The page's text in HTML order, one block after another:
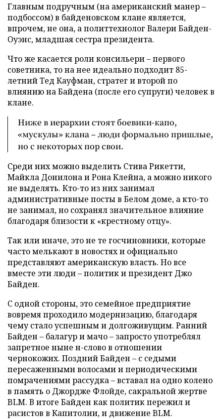
Главным подручным (на американский манер –
подбоссом) в байденовском клане является,
впрочем, не она, а политтехнолог Валери Байден-
Оуэнс, младшая сестра президента.
Что же касается роли консильери – первого
советника, то на нее идеально подходит 85-
летний Тед Кауфман, стратег и второй по
влиянию на Байдена (после его супруги) человек в
клане.
Ниже в иерархии стоят боевики-капо,
«мускулы» клана – люди формально пришлые,
но с некоторых пор свои.
Среди них можно выделить Стива Рикетти,
Майкла Донилона и Рона Клейна, а можно никого
не выделять. Кто-то из них занимал
административные посты в Белом доме, а кто-то
не занимал, но сохранял значительное влияние
благодаря близости к «крестному отцу».
Так или иначе, это не те госчиновники, которые
часто мелькают в новостях и официально
представляют американскую власть. Но все
вместе эти люди – политик и президент Джо
Байден.
С одной стороны, это семейное предприятие
вовремя проходило модернизацию, благодаря
чему стало успешным и долгоживущим. Ранний
Байден – балагур и мачо – запросто употреблял
запретное ныне н-слово в отношении
чернокожих. Поздний Байден – с седыми
пересаженными волосами и периодическими
помрачениями рассудка – вставал на одно колено
в память о Джордже Флойде, сакральной жертве
BLM. В итоге Байден как политик пережил и
расистов в Капитолии, и движение BLM.